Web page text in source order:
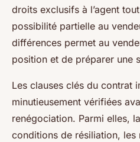
droits exclusifs à l’agent
possibilité partielle au
différences permet au
position et de préparer une
Les clauses clés du contrat
minutieusement vérifiées
renégociation. Parmi elles,
conditions de résiliation, les